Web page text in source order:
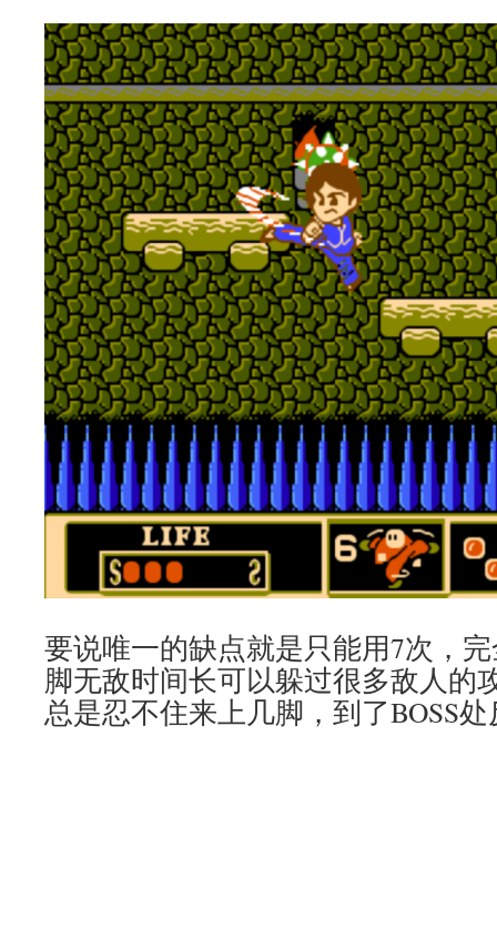
要说唯一的缺点就是只能用7次，
脚无敌时间长可以躲过很多敌人的
总是忍不住来上几脚，到了BOSS